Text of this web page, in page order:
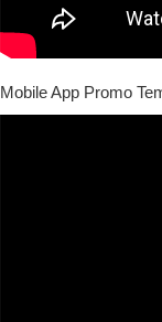
Mobile App Promo